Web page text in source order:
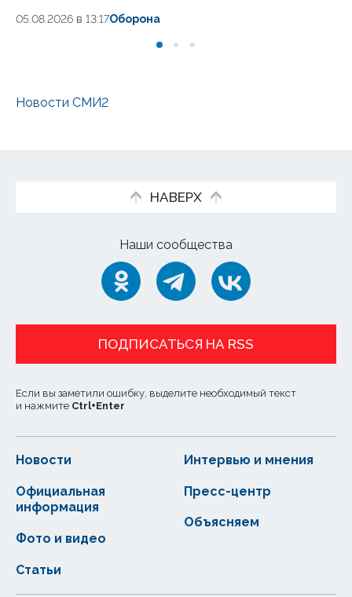
05.08.2026 в 13:17Оборона
Новости СМИ2
НАВЕРХ
Наши сообщества
ПОДПИСАТЬСЯ НА RSS
Если вы заметили ошибку, выделите необходимый текст
и нажмите Ctrl+Enter
Новости
Статьи
Официальная
информация
Интервью и мнения
Фото и видео
Пресс-центр
Объясняем